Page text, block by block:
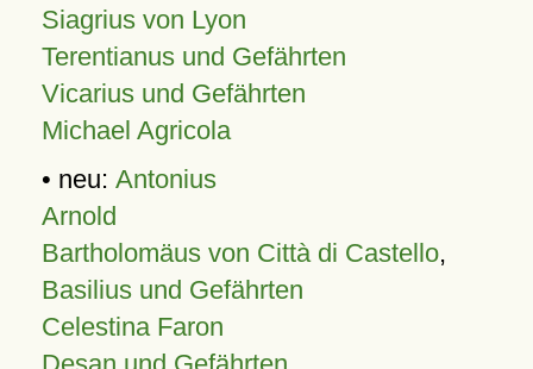
Siagrius von Lyon
Terentianus und Gefährten
Vicarius und Gefährten
Michael Agricola
• neu: Antonius
Arnold
Bartholomäus von Città di Castello,
Basilius und Gefährten
Celestina Faron